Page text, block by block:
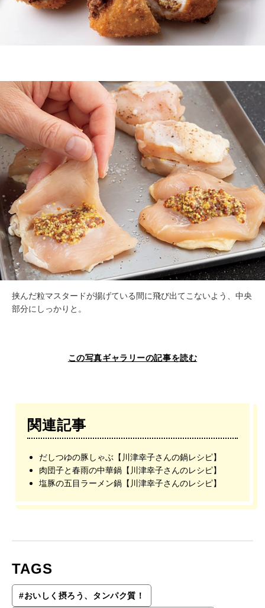
挟んだ粒マスタードが揚げている間に飛び出てこないよう、中央
部分にしっかりと。
この写真ギャラリーの記事を読む
関連記事
だしつゆの豚しゃぶ【川津幸子さんの鍋レシピ】
肉団子と春雨の中華鍋【川津幸子さんのレシピ】
塩豚の五目ラーメン鍋【川津幸子さんのレシピ】
TAGS
#おいしく摂ろう、タンパク質！